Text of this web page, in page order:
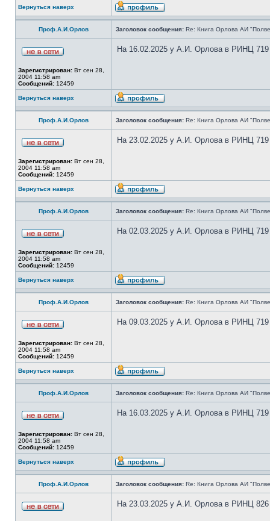
Вернуться наверх
Проф.А.И.Орлов Заголовок сообщения: Re: Книга Орлова АИ
Зарегистрирован: Вт сен 28,
2004 11:58 am
Сообщений: 12459
На 16.02.2025 у А.И. Орлова в РИНЦ 719
Вернуться наверх
Проф.А.И.Орлов Заголовок сообщения: Re: Книга Орлова АИ
Зарегистрирован: Вт сен 28,
2004 11:58 am
Сообщений: 12459
На 23.02.2025 у А.И. Орлова в РИНЦ 719
Вернуться наверх
Проф.А.И.Орлов Заголовок сообщения: Re: Книга Орлова АИ
Зарегистрирован: Вт сен 28,
2004 11:58 am
Сообщений: 12459
На 02.03.2025 у А.И. Орлова в РИНЦ 719
Вернуться наверх
Проф.А.И.Орлов Заголовок сообщения: Re: Книга Орлова АИ
Зарегистрирован: Вт сен 28,
2004 11:58 am
Сообщений: 12459
На 09.03.2025 у А.И. Орлова в РИНЦ 719
Вернуться наверх
Проф.А.И.Орлов Заголовок сообщения: Re: Книга Орлова АИ
Зарегистрирован: Вт сен 28,
2004 11:58 am
Сообщений: 12459
На 16.03.2025 у А.И. Орлова в РИНЦ 719
Вернуться наверх
Проф.А.И.Орлов Заголовок сообщения: Re: Книга Орлова АИ
На 23.03.2025 у А.И. Орлова в РИНЦ 826